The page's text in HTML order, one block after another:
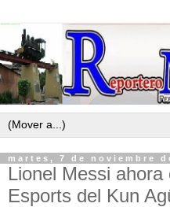
martes, 7 de noviembre
Lionel Messi
Esports del Kun